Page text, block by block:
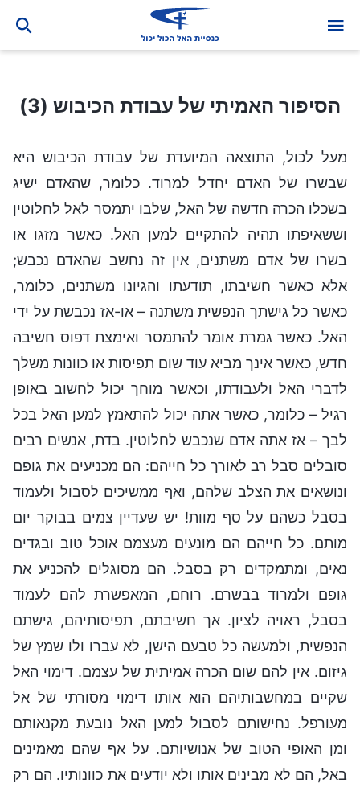
הסיפור האמיתי של עבודת הכיבוש (3)
הסיפור האמיתי של עבודת הכיבוש (3)
מעל לכול, התוצאה המיועדת של עבודת הכיבוש היא
שבשרו של האדם יחדל למרוד. כלומר, שהאדם ישיג
בשכלו הכרה חדשה של האל, שלבו יתמסר לאל לחלוטין
וששאיפתו תהיה להתקיים למען האל. כאשר מזגו או
בשרו של אדם משתנים, אין זה נחשב שהאדם נכבש;
אלא כאשר חשיבתו, תודעתו והגיונו משתנים, כלומר,
כאשר כל גישתך הנפשית משתנה – או-אז נכבשת על ידי
האל. כאשר גמרת אומר להתמסר ואימצת דפוס חשיבה
חדש, כאשר אינך מביא עוד שום תפיסות או כוונות משלך
לדברי האל ולעבודתו, וכאשר מוחך יכול לחשוב באופן
רגיל – כלומר, כאשר אתה יכול להתאמץ למען האל בכל
לבך – אז אתה אדם שנכבש לחלוטין. בדת, אנשים רבים
סובלים סבל רב לאורך כל חייהם: הם מכניעים את גופם
ונושאים את הצלב שלהם, ואף ממשיכים לסבול ולעמוד
בסבל כשהם על סף מוות! יש שעדיין צמים בבוקר יום
מותם. כל חייהם הם מונעים מעצמם אוכל טוב ובגדים
נאים, ומתמקדים רק בסבל. הם מסוגלים להכניע את
גופם ולמרוד בבשרם. רוחם, המאפשרת להם לעמוד
בסבל, ראויה לציון. אך חשיבתם, תפיסותיהם, גישתם
הנפשית, ולמעשה כל טבעם הישן, לא עברו ולו שמץ של
גיזום. אין להם שום הכרה אמיתית של עצמם. דימוי האל
שקיים במחשבותיהם הוא אותו דימוי מסורתי של אל
מעורפל. נחישותם לסבול למען האל נובעת מקנאותם
ומן האופי הטוב של אנושיותם. על אף שהם מאמינים
באל, הם לא מבינים אותו ולא יודעים את כוונותיו. הם רק